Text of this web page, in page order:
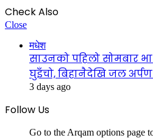
Check Also
Close
मधेश
साउनको पहिलो सोमबार
घुइँचो, बिहानैदेखि जल
3 days ago
Follow Us
Go to the Arqam options page